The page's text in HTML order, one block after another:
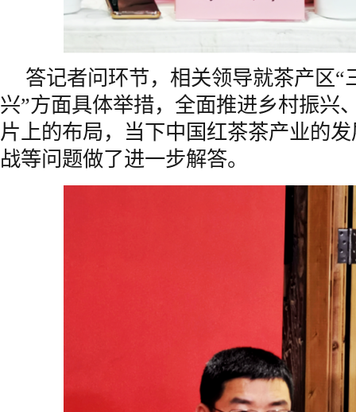
答记者问环节，相关领导就茶产区“
兴”方面具体举措，全面推进乡村振兴
片上的布局，当下中国红茶茶产业的
战等问题做了进一步解答。